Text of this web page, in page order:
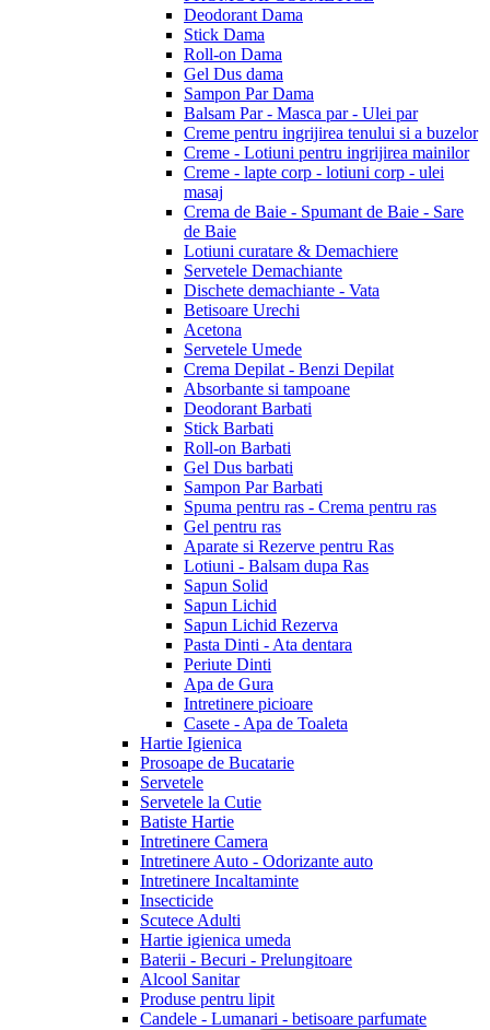
Deodorant Dama
Stick Dama
Roll-on Dama
Gel Dus dama
Sampon Par Dama
Balsam Par - Masca par - Ulei par
Creme pentru ingrijirea tenului si a buzelor
Creme - Lotiuni pentru ingrijirea mainilor
Creme - lapte corp - lotiuni corp - ulei
masaj
Crema de Baie - Spumant de Baie - Sare
de Baie
Lotiuni curatare & Demachiere
Servetele Demachiante
Dischete demachiante - Vata
Betisoare Urechi
Acetona
Servetele Umede
Crema Depilat - Benzi Depilat
Absorbante si tampoane
Deodorant Barbati
Stick Barbati
Roll-on Barbati
Gel Dus barbati
Sampon Par Barbati
Spuma pentru ras - Crema pentru ras
Gel pentru ras
Aparate si Rezerve pentru Ras
Lotiuni - Balsam dupa Ras
Sapun Solid
Sapun Lichid
Sapun Lichid Rezerva
Pasta Dinti - Ata dentara
Periute Dinti
Apa de Gura
Intretinere picioare
Casete - Apa de Toaleta
Hartie Igienica
Prosoape de Bucatarie
Servetele
Servetele la Cutie
Batiste Hartie
Intretinere Camera
Intretinere Auto - Odorizante auto
Intretinere Incaltaminte
Insecticide
Scutece Adulti
Hartie igienica umeda
Baterii - Becuri - Prelungitoare
Alcool Sanitar
Produse pentru lipit
Candele - Lumanari - betisoare parfumate